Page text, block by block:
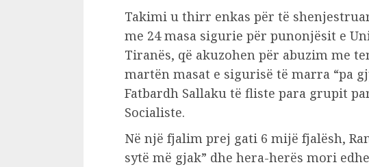
Takimi u thirr enkas për të shenjestruar
me 24 masa sigurie për punonjësit e
Tiranës, që akuzohen për abuzim me
martën masat e sigurisë të marra “pa
Fatbardh Sallaku të fliste para grupit
Socialiste.
Në një fjalim prej gati 6 mijë fjalësh,
sytë më gjak” dhe hera-herës mori